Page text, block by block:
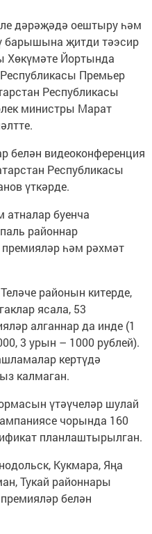
дәрәҗәдә оештыру һәм
җитди тәэсир
Хөкүмәте Йортында
Премьер
Республикасы
министры Марат
белән видеоконференция
Республикасы
үткәрде.
атналар буенча
районнар
һәм рәхмәт
районын китерде,
ясала, 53
алганнар да инде (1
3 урын – 1000 рублей).
кертүдә
калмаган.
үтәүчеләр шулай
чорында 160
планлаштырылган.
Кукмара, Яңа
Тукай районнары
белән